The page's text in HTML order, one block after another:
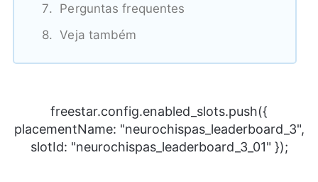
Perguntas frequentes
Veja também
freestar.config.enabled_slots.push({
placementName: "neurochispas_leaderboard_3",
slotId: "neurochispas_leaderboard_3_01" });